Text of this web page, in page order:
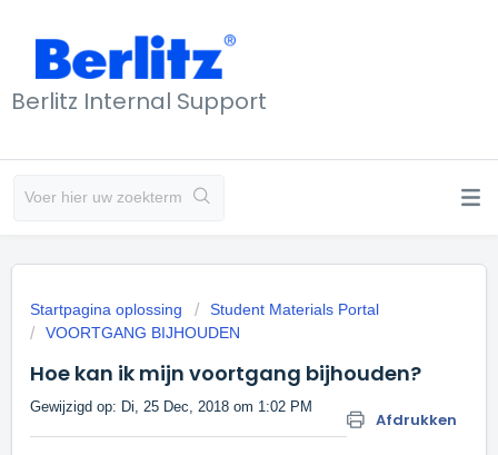
Berlitz Internal Support
Startpagina oplossing
Student Materials Portal
VOORTGANG BIJHOUDEN
Hoe kan ik mijn voortgang bijhouden?
Afdrukken
Gewijzigd op: Di, 25 Dec, 2018 om 1:02 PM